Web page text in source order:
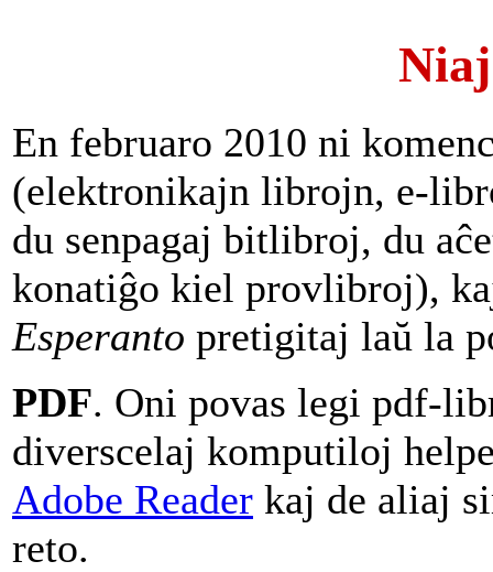
En februaro 2010 ni
(elektronikajn librojn, e-
du senpagaj bitlibroj, du
konatiĝo kiel provlibroj),
Esperanto pretigitaj laŭ la
PDF. Oni povas legi pdf-
diverscelaj komputiloj
Adobe Reader kaj de aliaj
reto.